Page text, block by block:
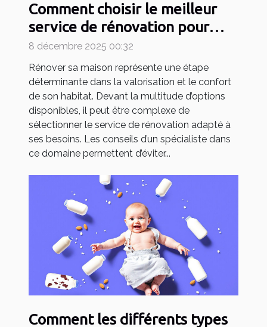
Comment choisir le meilleur
service de rénovation pour
votre maison ?
8 décembre 2025 00:32
Rénover sa maison représente une étape
déterminante dans la valorisation et le confort
de son habitat. Devant la multitude d’options
disponibles, il peut être complexe de
sélectionner le service de rénovation adapté à
ses besoins. Les conseils d’un spécialiste dans
ce domaine permettent d’éviter...
Comment les différents types